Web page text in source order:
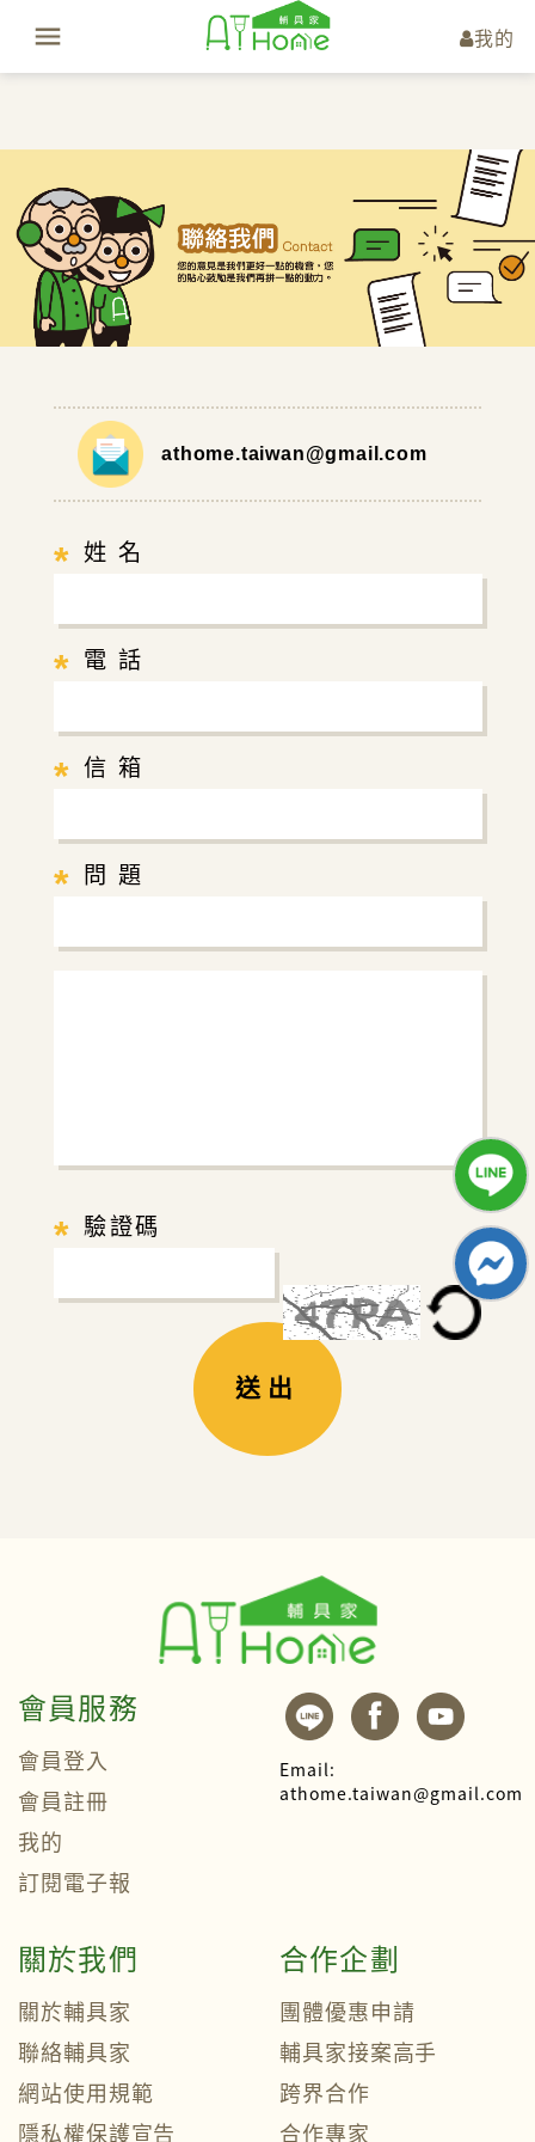
我的
athome.taiwan@gmail.com
* 姓 名
* 電 話
* 信 箱
* 問 題
* 驗證碼
送出
會員服務
會員登入
會員註冊
我的
訂閱電子報
Email:
athome.taiwan@gmail.com
關於我們
關於輔具家
聯絡輔具家
網站使用規範
隱私權保護宣告
合作企劃
團體優惠申請
輔具家接案高手
跨界合作
合作專家